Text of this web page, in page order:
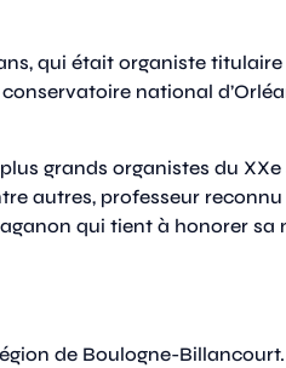
qui était organiste titulaire
national
grands organistes du XXe
autres, professeur
qui tient à honorer sa
de Boulogne-